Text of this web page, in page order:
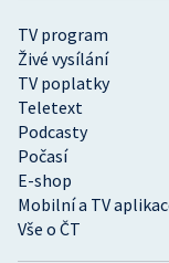
TV program
Živé vysílání
TV poplatky
Teletext
Podcasty
Počasí
E-shop
Mobilní a TV
Vše o ČT